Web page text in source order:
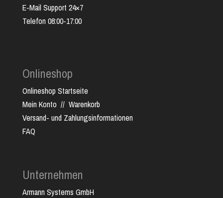
E-Mail Support 24×7
Telefon 08:00-17:00
Onlineshop
Onlineshop Startseite
Mein Konto // Warenkorb
Versand- und Zahlungsinformationen
FAQ
Unternehmen
Armann Systems GmbH